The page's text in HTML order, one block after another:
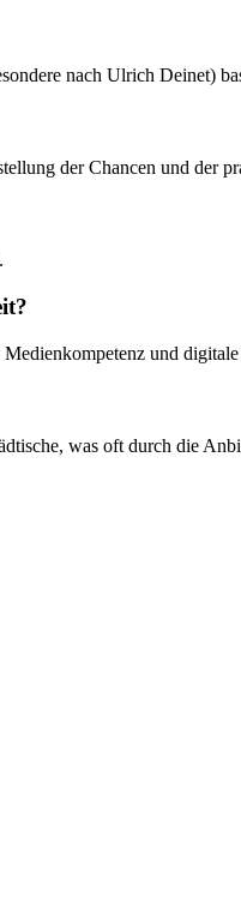
nach Ulrich Deinet)
der Chancen und der
und
was oft durch die